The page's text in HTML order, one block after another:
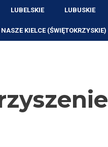
LUBELSKIE LUBUSKIE
NASZE KIELCE (ŚWIĘTOKRZYSKIE)